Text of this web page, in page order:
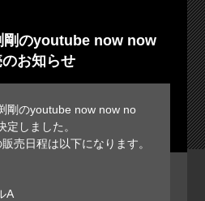
剛のyoutube now now
お知らせ
剛のyoutube now now no
定しました。
売日程は以下になります。
A